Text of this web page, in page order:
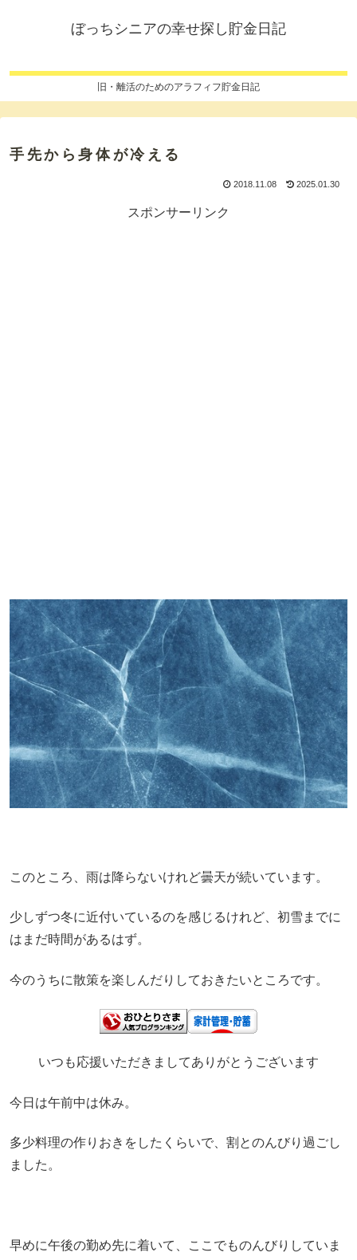
ぼっちシニアの幸せ探し貯金日記
旧・離活のためのアラフィフ貯金日記
手先から身体が冷える
2018.11.08 2025.01.30
スポンサーリンク
このところ、雨は降らないけれど曇天が続いています。
少しずつ冬に近付いているのを感じるけれど、初雪までに
はまだ時間があるはず。
今のうちに散策を楽しんだりしておきたいところです。
いつも応援いただきましてありがとうございます
今日は午前中は休み。
多少料理の作りおきをしたくらいで、割とのんびり過ごし
ました。
早めに午後の勤め先に着いて、ここでものんびりしていま